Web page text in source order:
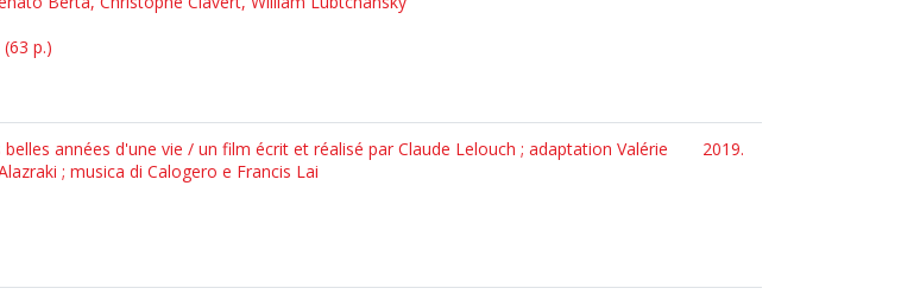
p.)
années d'une vie / un film écrit et réalisé par Claude Lelouch ; adaptation Valérie
; musica di Calogero e Francis Lai
2019.